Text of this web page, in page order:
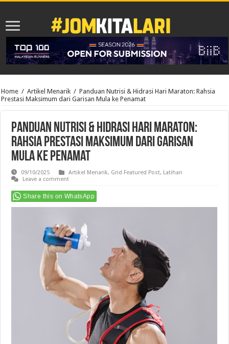
Home / Artikel Menarik / Panduan Nutrisi & Hidrasi Hari Maraton: Rahsia
Prestasi Maksimum dari Garisan Mula ke Penamat
Panduan Nutrisi & Hidrasi Hari Maraton:
Rahsia Prestasi Maksimum dari Garisan
Mula ke Penamat
09/10/2025 Artikel Menarik, Grid Featured Post, Latihan
Leave a comment
Share this on WhatsApp